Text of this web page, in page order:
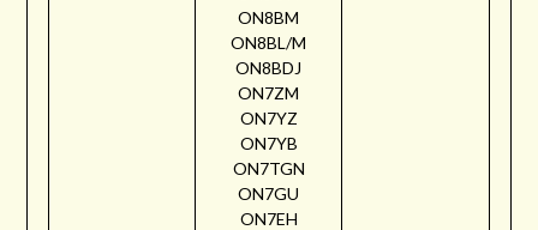
ON8BM
ON8BL/M
ON8BDJ
ON7ZM
ON7YZ
ON7YB
ON7TGN
ON7GU
ON7EH